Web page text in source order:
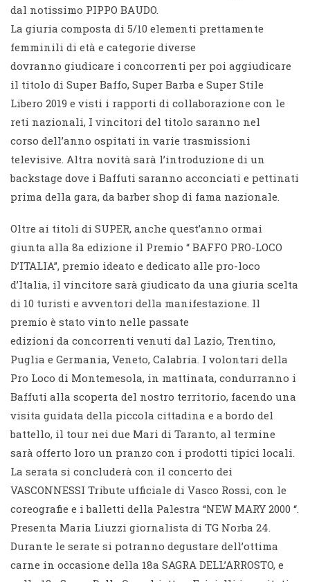
dal notissimo PIPPO BAUDO.
La giuria composta di 5/10 elementi prettamente
femminili di età e categorie diverse
dovranno giudicare i concorrenti per poi aggiudicare
il titolo di Super Baffo, Super Barba e Super Stile
Libero 2019 e visti i rapporti di collaborazione con le
reti nazionali, I vincitori del titolo saranno nel
corso dell’anno ospitati in varie trasmissioni
televisive. Altra novità sarà l’introduzione di un
backstage dove i Baffuti saranno acconciati e pettinati
prima della gara, da barber shop di fama nazionale.
Oltre ai titoli di SUPER, anche quest’anno ormai
giunta alla 8a edizione il Premio “ BAFFO PRO-LOCO
D’ITALIA”, premio ideato e dedicato alle pro-loco
d’Italia, il vincitore sarà giudicato da una giuria scelta
di 10 turisti e avventori della manifestazione. Il
premio è stato vinto nelle passate
edizioni da concorrenti venuti dal Lazio, Trentino,
Puglia e Germania, Veneto, Calabria. I volontari della
Pro Loco di Montemesola, in mattinata, condurranno i
Baffuti alla scoperta del nostro territorio, facendo una
visita guidata della piccola cittadina e a bordo del
battello, il tour nei due Mari di Taranto, al termine
sarà offerto loro un pranzo con i prodotti tipici locali.
La serata si concluderà con il concerto dei
VASCONNESSI Tribute ufficiale di Vasco Rossi, con le
coreografie e i balletti della Palestra “NEW MARY 2000 “.
Presenta Maria Liuzzi giornalista di TG Norba 24.
Durante le serate si potranno degustare dell’ottima
carne in occasione della 18a SAGRA DELL’ARROSTO, e